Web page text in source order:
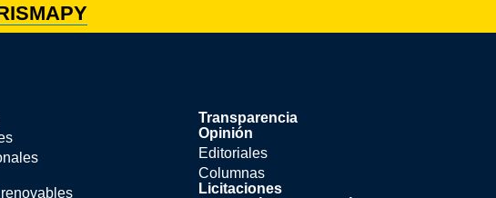
Transparencia
Opinión
Editoriales
Columnas
Licitaciones